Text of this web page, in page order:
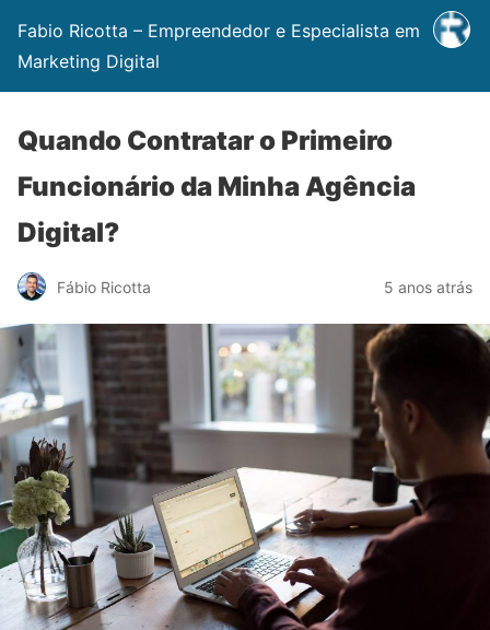
Fabio Ricotta – Empreendedor e Especialista em
Marketing Digital
Quando Contratar o Primeiro
Funcionário da Minha Agência
Digital?
Fábio Ricotta 5 anos atrás